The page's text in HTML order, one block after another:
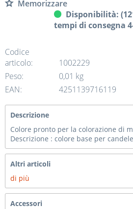
Memorizzare
Disponibilità:
tempi di consegna
Codice
articolo:
1002229
Peso:
0,01 kg
EAN:
4251139716119
Descrizione
Colore pronto per la colorazione di
Descrizione : colore base per
Altri articoli
di più
Accessori